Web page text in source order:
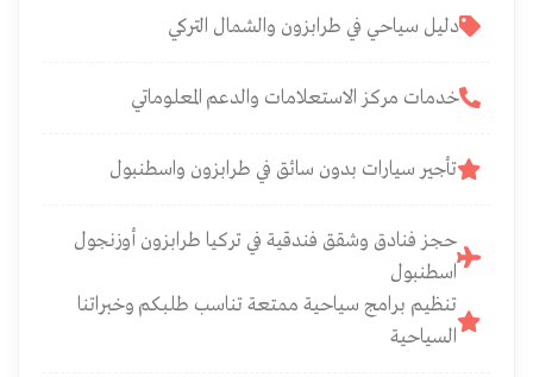
دليل سياحي في طرابزون والشمال التركي
خدمات مركز الاستعلامات والدعم المعلوماتي
تأجير سيارات بدون سائق في طرابزون واسطنبول
حجز فنادق وشقق فندقية في تركيا طرابزون أوزنجول
اسطنبول
تنظيم برامج سياحية ممتعة تناسب طلبكم وخبراتنا
السياحية